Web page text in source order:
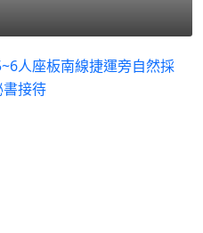
人座板南線捷運旁自然採
接待